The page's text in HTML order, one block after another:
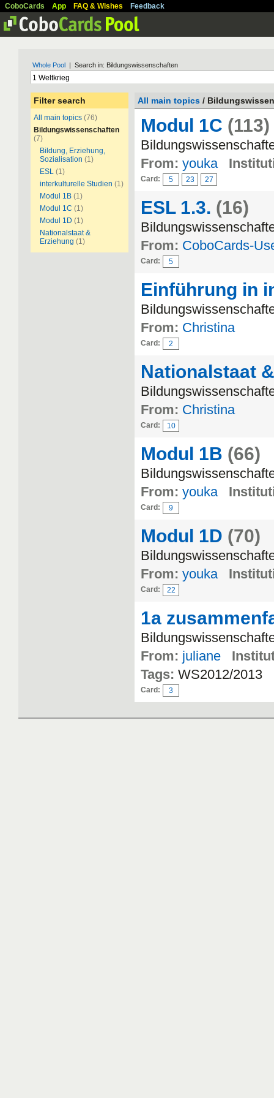
CoboCards App FAQ & Wishes Feedback
Whole Pool | Search in: Bildungswissenschaften
Filter search
All main topics (76)
Bildungswissenschaften
(7)
Bildung, Erziehung,
Sozialisation (1)
ESL (1)
interkulturelle Studien (1)
Modul 1B (1)
Modul 1C (1)
Modul 1D (1)
Nationalstaat &
Erziehung (1)
All main topics /
Modul 1C (113)
From: youka
Card: 5 23 27
ESL 1.3. (16)
From: CoboCards-
Card: 5
Einführung in
From: Christina
Card: 2
Nationalstaat
From: Christina
Card: 10
Modul 1B (66)
From: youka
Card: 9
Modul 1D (70)
From: youka
Card: 22
1a
From: juliane
Tags: WS2012/2013
Card: 3